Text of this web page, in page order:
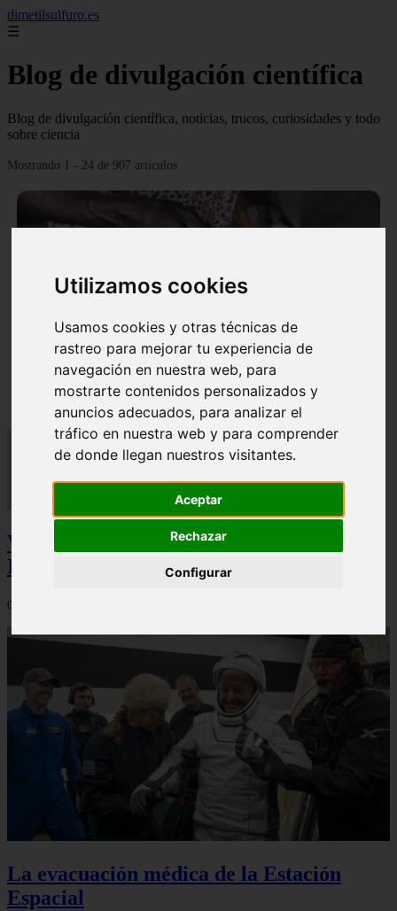
Utilizamos cookies
Usamos cookies y otras técnicas de
rastreo para mejorar tu experiencia de
navegación en nuestra web, para
mostrarte contenidos personalizados y
anuncios adecuados, para analizar el
tráfico en nuestra web y para comprender
de donde llegan nuestros visitantes.
Aceptar
Rechazar
Configurar
dimetilsulfuro.es
☰
Blog de divulgación científica
Blog de divulgación científica, noticias, trucos, curiosidades y todo
sobre ciencia
Mostrando 1 - 24 de 907 artículos
En África harán lo que parecía imposible: Utilizarán
moléculas de agua para cocinar sus alimentos
Video Advertencias desde la cúspide de la
IA: Hinton y el posible colapso social
06/03/2026
La evacuación médica de la Estación
Espacial